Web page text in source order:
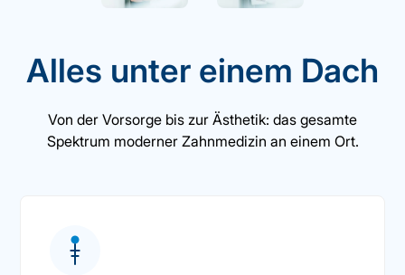
Alles unter einem Dach
Von der Vorsorge bis zur Ästhetik: das gesamte
Spektrum moderner Zahnmedizin an einem Ort.